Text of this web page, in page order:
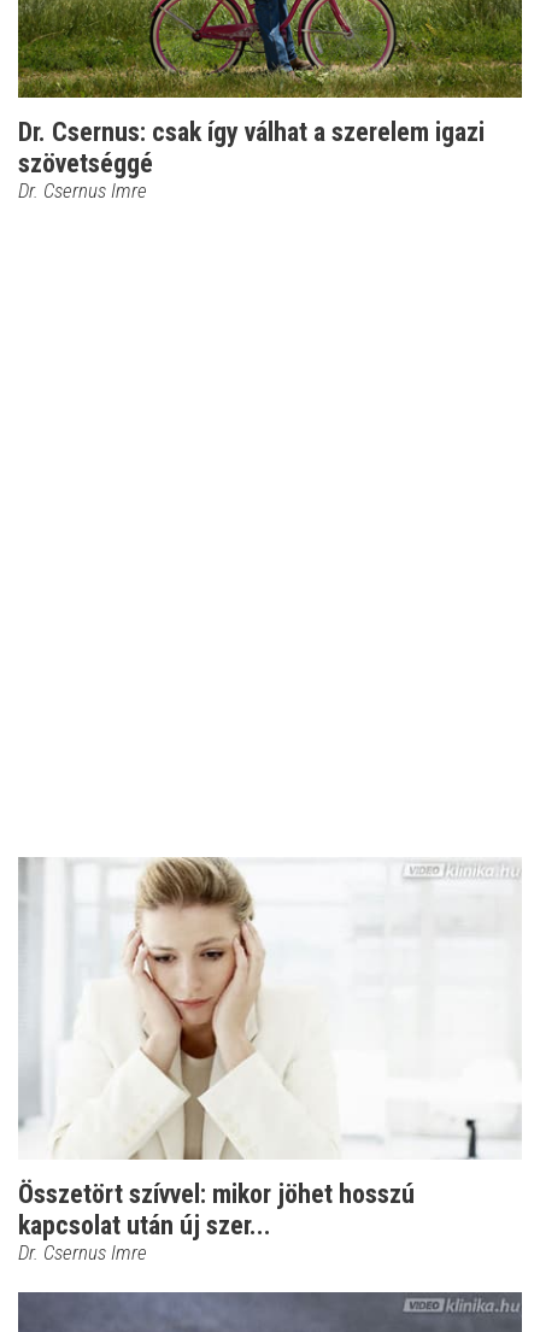
Dr. Csernus: csak így válhat a szerelem igazi
szövetséggé
Dr. Csernus Imre
Összetört szívvel: mikor jöhet hosszú
kapcsolat után új szer...
Dr. Csernus Imre